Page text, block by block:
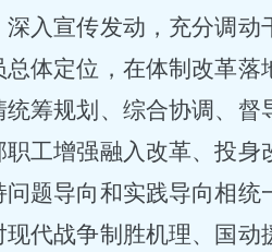
入宣传发动，充分调动
体定位，在体制改革落
筹规划、综合协调、督
工增强融入改革、投身
题导向和实践导向相统
代战争制胜机理、国动